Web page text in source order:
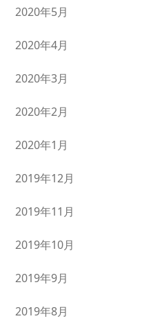
2020年5月
2020年4月
2020年3月
2020年2月
2020年1月
2019年12月
2019年11月
2019年10月
2019年9月
2019年8月